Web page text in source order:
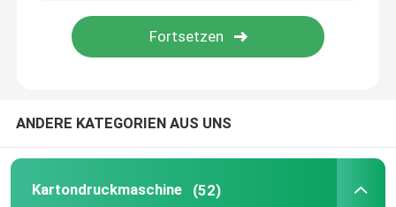
Gewölbte Kasten-Druckmaschine
ANDERE KATEGORIEN AUS UNS
Kartondruckmaschine (52)